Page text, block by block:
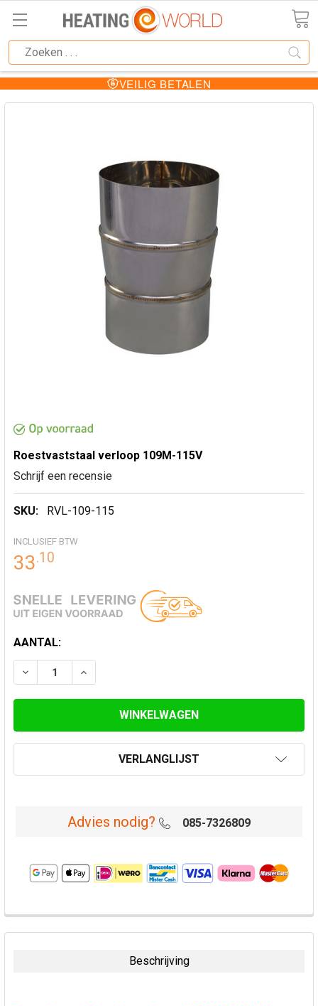
VEILIG BETALEN
Roestvaststaal verloop 109M-115V
Schrijf een recensie
SKU: RVL-109-115
INCLUSIEF BTW
33.10
HUIDIGE
VOORRAAD:
AANTAL:
VERLAAG AANTAL VAN ROESTVASTSTAAL VERLOOP
VERHOOG AANTAL VAN ROESTVASTSTAAL
VERLANGLIJST
Advies nodig? 085-7326809
VAAK
SAMEN
Beschrijving